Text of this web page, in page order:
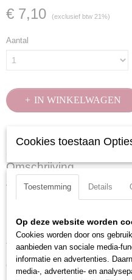
€ 7,10 (exclusief btw 21%)
Aantal
IN WINKELWAGEN
Specificaties
Productcode
220010
EAN code
7612206013321
220010
Omschrijving
Verchroomd en voorzien van
Materiaal: Chroom Vanadium
Totale lengte: 26 mm
Grootte: E10
Cookies toestaan
Toestemming Details
Op deze website worden
Cookies worden door ons
aanbieden van sociale media-
informatie en advertenties.
media-, advertentie- en